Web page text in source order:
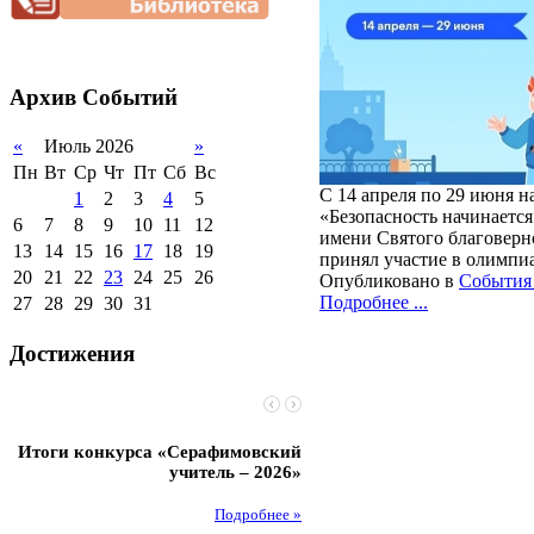
обучающихся
Международное
Организация питания в
образовательной
организации
2012-2013 уч.год
Архив Событий
« Июль 2026
»
Пн Вт Ср Чт Пт Сб Вс
1
2 3 4
5
6
7 8 9 10 11
12
13
14 15 16 17 18
19
20 21 22 23 24 25 26
27 28 29 30 31
Достижения
Итоги конкурса «Серафимовский
учитель – 2026»
Подробнее »
С 14 апреля по 29 июня
«Безопасность
имени Святого
принял участие в
Опубликовано в События
Подробнее ...